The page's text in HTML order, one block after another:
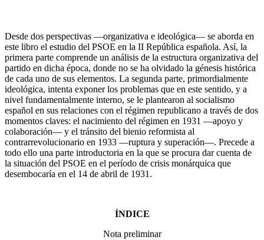
Desde dos perspectivas —organizativa e ideológica— se aborda en
este libro el estudio del PSOE en la II República española. Así, la
primera parte comprende un análisis de la estructura organizativa del
partido en dicha época, donde no se ha olvidado la génesis histórica
de cada uno de sus elementos. La segunda parte, primordialmente
ideológica, intenta exponer los problemas que en este sentido, y a
nivel fundamentalmente interno, se le plantearon al socialismo
español en sus relaciones con el régimen republicano a través de dos
momentos claves: el nacimiento del régimen en 1931 —apoyo y
colaboración— y el tránsito del bienio reformista al
contrarrevolucionario en 1933 —ruptura y superación—. Precede a
todo ello una parte introductoria en la que se procura dar cuenta de
la situación del PSOE en el período de crisis monárquica que
desembocaría en el 14 de abril de 1931.
ÍNDICE
Nota preliminar